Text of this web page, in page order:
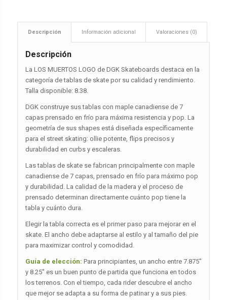
Descripción Información adicional Valoraciones (0)
Descripción
La LOS MUERTOS LOGO de DGK Skateboards destaca en la
categoría de tablas de skate por su calidad y rendimiento.
Talla disponible: 8.38.
DGK construye sus tablas con maple canadiense de 7
capas prensado en frío para máxima resistencia y pop. La
geometría de sus shapes está diseñada específicamente
para el street skating: ollie potente, flips precisos y
durabilidad en curbs y escaleras.
Las tablas de skate se fabrican principalmente con maple
canadiense de 7 capas, prensado en frío para máximo pop
y durabilidad. La calidad de la madera y el proceso de
prensado determinan directamente cuánto pop tiene la
tabla y cuánto dura.
Elegir la tabla correcta es el primer paso para mejorar en el
skate. El ancho debe adaptarse al estilo y al tamaño del pie
para maximizar control y comodidad.
Guía de elección: Para principiantes, un ancho entre 7.875″
y 8.25″ es un buen punto de partida que funciona en todos
los terrenos. Con el tiempo, cada rider descubre el ancho
que mejor se adapta a su forma de patinar y a sus pies.